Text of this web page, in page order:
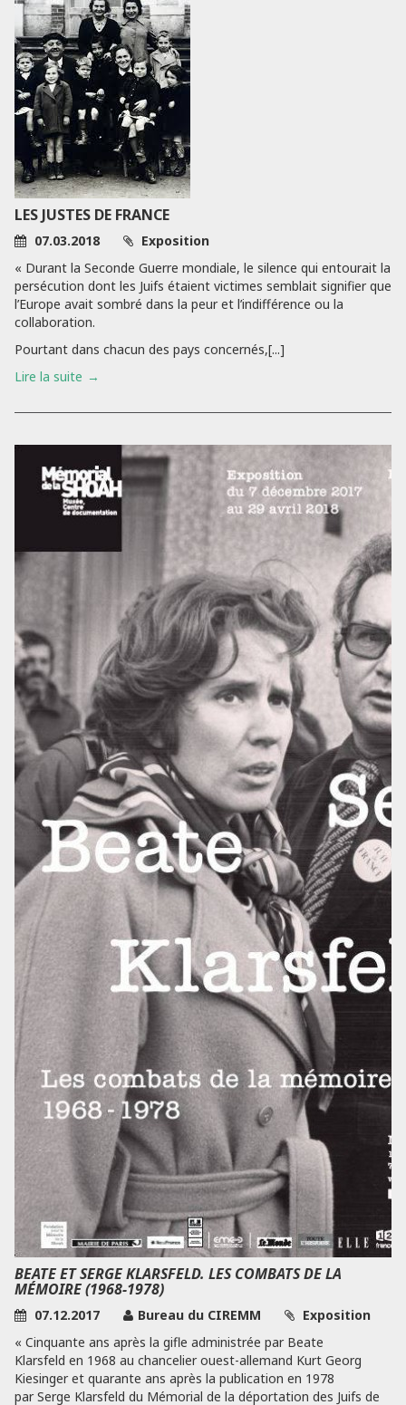
LES JUSTES DE FRANCE
07.03.2018
Exposition
« Durant la Seconde Guerre mondiale, le silence qui entourait la
persécution dont les Juifs étaient victimes semblait signifier que
l’Europe avait sombré dans la peur et l’indifférence ou la
collaboration.
Pourtant dans chacun des pays concernés,[...]
Lire la suite
BEATE ET SERGE KLARSFELD. LES COMBATS DE LA
MÉMOIRE (1968-1978)
07.12.2017 Bureau du CIREMM
Exposition
« Cinquante ans après la gifle administrée par Beate
Klarsfeld en 1968 au chancelier ouest-allemand Kurt Georg
Kiesinger et quarante ans après la publication en 1978
par Serge Klarsfeld du Mémorial de la déportation des Juifs de